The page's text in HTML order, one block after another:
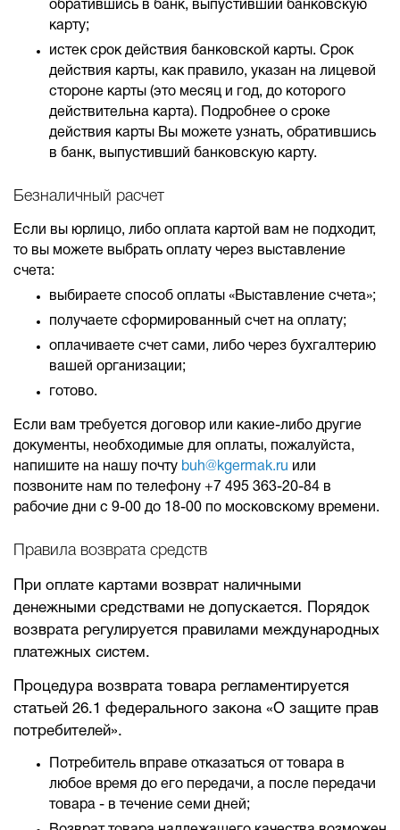
обратившись в банк, выпустивший банковскую
карту;
истек срок действия банковской карты. Срок
действия карты, как правило, указан на лицевой
стороне карты (это месяц и год, до которого
действительна карта). Подробнее о сроке
действия карты Вы можете узнать, обратившись
в банк, выпустивший банковскую карту.
Безналичный расчет
Если вы юрлицо, либо оплата картой вам не подходит,
то вы можете выбрать оплату через выставление
счета:
выбираете способ оплаты «Выставление счета»;
получаете сформированный счет на оплату;
оплачиваете счет сами, либо через бухгалтерию
вашей организации;
готово.
Если вам требуется договор или какие-либо другие
документы, необходимые для оплаты, пожалуйста,
напишите на нашу почту buh@kgermak.ru или
позвоните нам по телефону +7 495 363-20-84 в
рабочие дни с 9-00 до 18-00 по московскому времени.
Правила возврата средств
При оплате картами возврат наличными
денежными средствами не допускается. Порядок
возврата регулируется правилами международных
платежных систем.
Процедура возврата товара регламентируется
статьей 26.1 федерального закона «О защите прав
потребителей».
Потребитель вправе отказаться от товара в
любое время до его передачи, а после передачи
товара - в течение семи дней;